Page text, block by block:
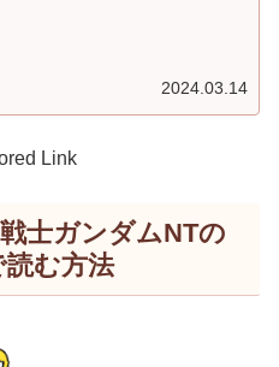
2024.03.14
Link
士ガンダムNTの
む方法